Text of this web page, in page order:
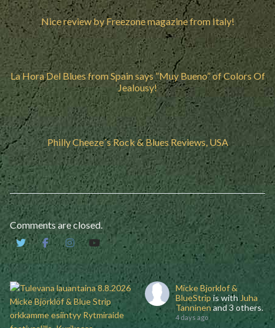
Nice review by Freezone magazine from Italy!
La Hora Del Blues from Spain says ”Muy Bueno” of Colors Of
Jealousy!
Philly Cheeze´s Rock & Blues Reviews, USA
Comments are closed.
Micke Bjorklof &
BlueStrip is withJuha
Tanninenand 3 others.
4 days ago